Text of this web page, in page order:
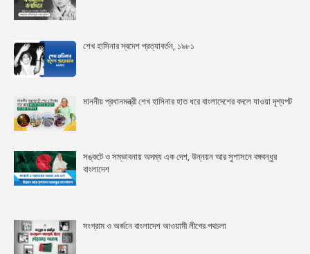
শেখ হাসিনার স্বদেশ প্রত্যাবর্তন, ১৯৮১
মাননীয় প্রধানমন্ত্রী শেখ হাসিনার হাত ধরে বাংলাদেশের বদলে যাওয়া দৃশ্যপট
সঙ্কটে ও সম্ভাবনায় অদম্য এক দেশ, উন্নয়ন আর সুশাসনে বঙ্গবন্ধুর
বাংলাদেশ
সংগ্রাম ও অর্জনে বাংলাদেশ আওয়ামী লীগের পথচলা